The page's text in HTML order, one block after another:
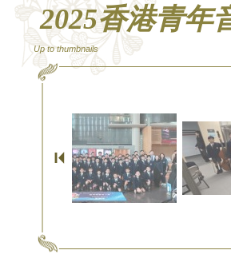
2025香港青
Up to thumbnails